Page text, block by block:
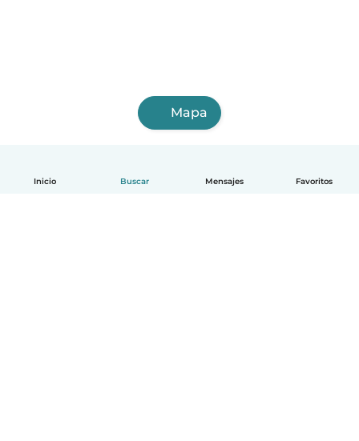
Inicio Buscar Mensajes Favoritos
Mapa